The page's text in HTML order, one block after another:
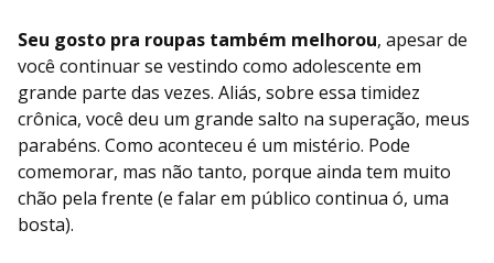
Seu gosto pra roupas também melhorou, apesar de
você continuar se vestindo como adolescente em
grande parte das vezes. Aliás, sobre essa timidez
crônica, você deu um grande salto na superação, meus
parabéns. Como aconteceu é um mistério. Pode
comemorar, mas não tanto, porque ainda tem muito
chão pela frente (e falar em público continua ó, uma
bosta).